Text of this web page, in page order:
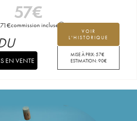
57€
€commission incluse
VOIR
L'HISTORIQUE
MISE À PRIX:57€
ESTIMATION:90€
EN VENTE